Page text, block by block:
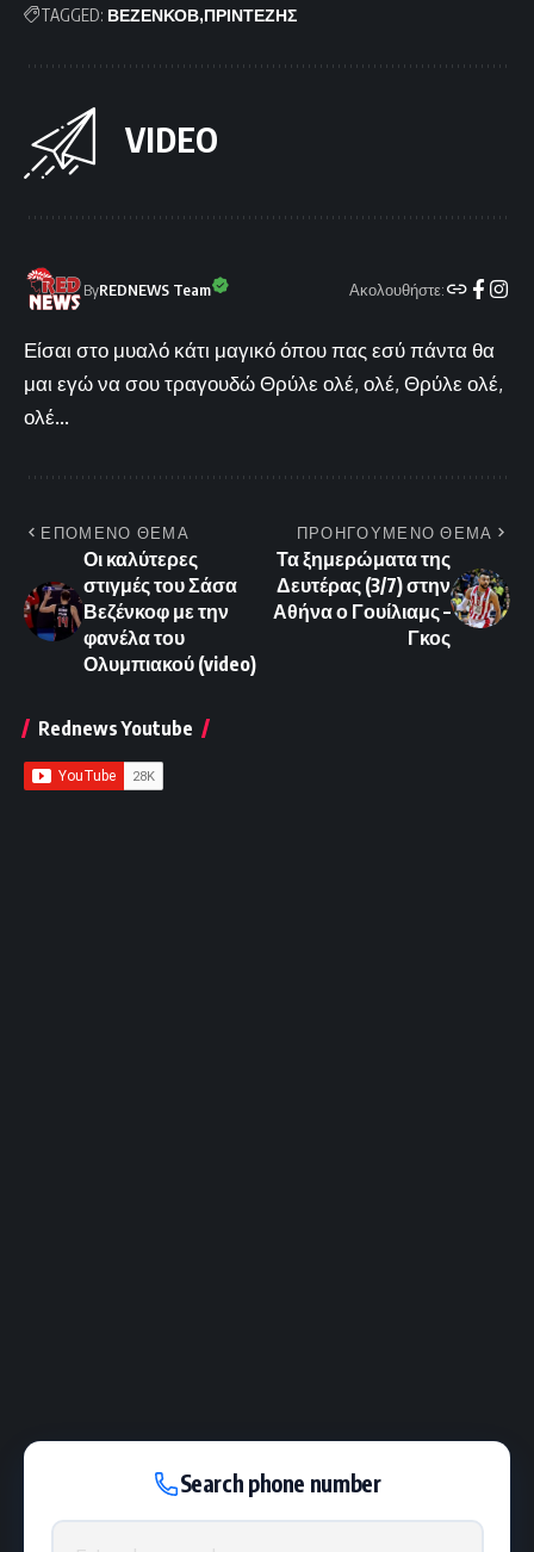
TAGGED: ΒΕΖΕΝΚΟΒ ΠΡΙΝΤΕΖΗΣ
VIDEO
ByREDNEWS Team Ακολουθήστε:
Είσαι στο μυαλό κάτι μαγικό όπου πας εσύ πάντα θα
μαι εγώ να σου τραγουδώ Θρύλε ολέ, ολέ, Θρύλε ολέ,
ολέ...
ΕΠΟΜΕΝΟ ΘΕΜΑ
Οι καλύτερες
στιγμές του Σάσα
Βεζένκοφ με την
φανέλα του
Ολυμπιακού (video)
ΠΡΟΗΓΟΥΜΕΝΟ ΘΕΜΑ
Τα ξημερώματα της
Δευτέρας (3/7) στην
Αθήνα ο Γουίλιαμς –
Γκος
Rednews Youtube
Search phone number
Phone number